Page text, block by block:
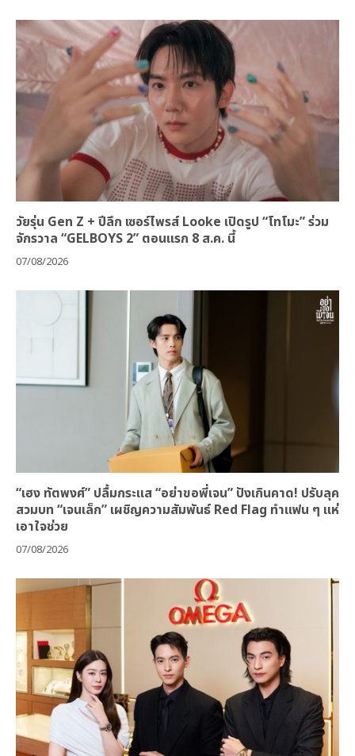
วัยรุ่น Gen Z + ปีลึก เซอร์ไพรส์ Looke เปิดรูป “โทโมะ” ร่วม
จักรวาล “GELBOYS 2” ตอนแรก 8 ส.ค. นี้
07/08/2026
“เฮง ทัตพงศ์” ปลื้มกระแส “อย่าขอพี่เจน” ปังเกินคาด! ปรับลุค
สวมบท “เจนเล็ก” เผชิญความสัมพันธ์ Red Flag ทำแฟน ๆ แห่
เอาใจช่วย
07/08/2026